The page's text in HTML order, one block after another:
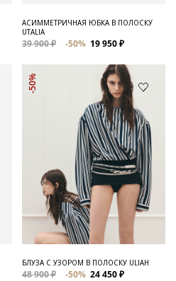
АСИММЕТРИЧНАЯ ЮБКА В ПОЛОСКУ
UTALIA
39 900 ₽ -50% 19 950 ₽
-50%
БЛУЗА С УЗОРОМ В ПОЛОСКУ ULIAH
48 900 ₽ -50% 24 450 ₽